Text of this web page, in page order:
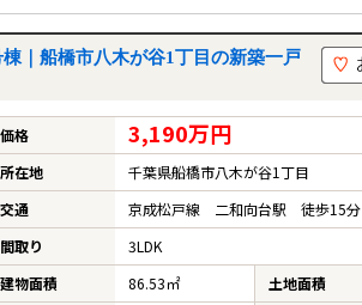
｜船橋市八木が谷1丁目の新築一戸
価格 3,190万円
所在地
千葉県船橋市八木が谷1丁目
交通
京成松戸線 二和向台駅 徒歩15分
間取り
3LDK
建物面積
86.53㎡ 土地面積